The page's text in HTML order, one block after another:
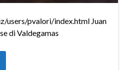
users/pvalori/index.html Juan
di Valdegamas